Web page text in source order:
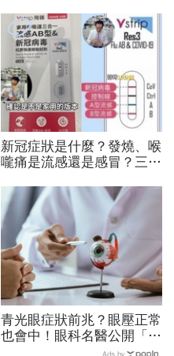
新冠症狀是什麼？發燒、喉
嚨痛是流感還是感冒？三合
賣？3大APP秒查庫存
青光眼症狀前兆？眼壓正常
也會中！眼科名醫公開「護
眼飲食＋自我檢測3步
Ads by